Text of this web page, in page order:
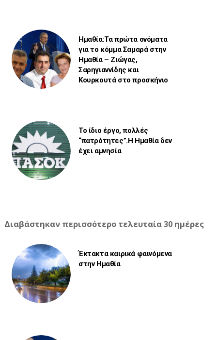
Ημαθία:Τα πρώτα ονόματα
για το κόμμα Σαμαρά στην
Ημαθία – Ζιώγας,
Σαρηγιαννίδης και
Κουρκουτά στο προσκήνιο
Το ίδιο έργο, πολλές
“πατρότητες”.Η Ημαθία δεν
έχει αμνησία
Διαβάστηκαν περισσότερο τελευταία 30 ημέρες
Έκτακτα καιρικά φαινόμενα
στην Ημαθία